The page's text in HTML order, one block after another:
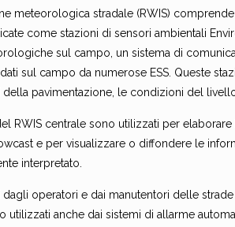
meteorologica stradale (RWIS)
come stazioni di sensori ambientali
sul campo, un sistema di
sul campo da numerose ESS. Queste
pavimentazione, le condizioni del livello
RWIS centrale sono utilizzati per
e per visualizzare o diffondere le
interpretato.
dagli operatori e dai manutentori delle
utilizzati anche dai sistemi di allarme